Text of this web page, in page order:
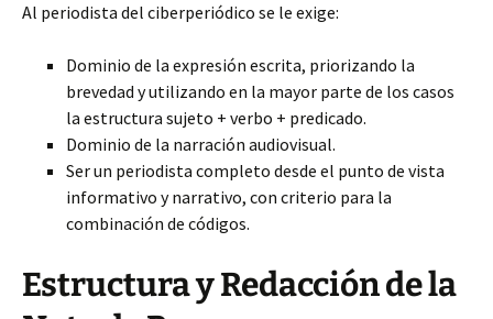
Al periodista del ciberperiódico se le exige:
Dominio de la expresión escrita, priorizando la
brevedad y utilizando en la mayor parte de los casos
la estructura sujeto + verbo + predicado.
Dominio de la narración audiovisual.
Ser un periodista completo desde el punto de vista
informativo y narrativo, con criterio para la
combinación de códigos.
Estructura y Redacción de la